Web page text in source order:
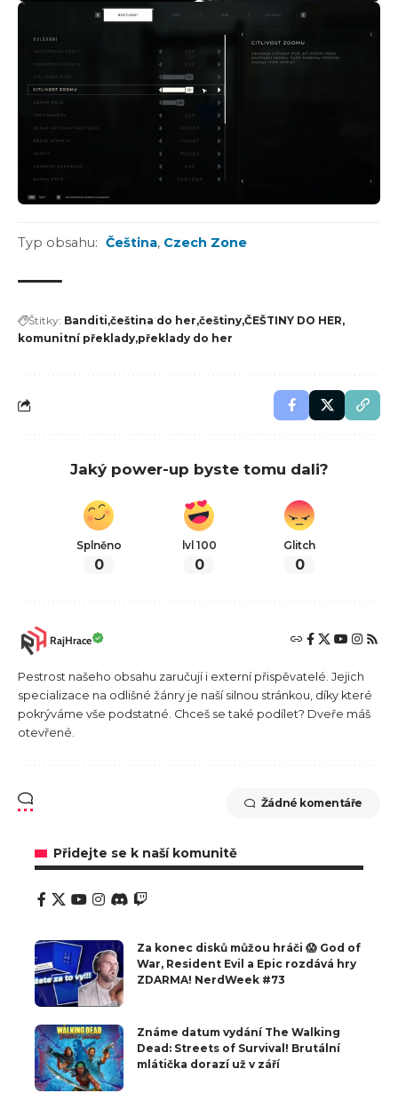
Typ obsahu: Čeština, Czech Zone
Štítky: Banditi čeština do her češtiny ČEŠTINY DO HER
komunitní překlady překlady do her
Jaký power-up byste tomu dali?
Splněno
0
lvl 100
0
Glitch
0
RajHrace
Pestrost našeho obsahu zaručují i externí přispěvatelé. Jejich
specializace na odlišné žánry je naší silnou stránkou, díky které
pokrýváme vše podstatné. Chceš se také podílet? Dveře máš
otevřené.
Žádné komentáře
Přidejte se k naší komunitě
Za konec disků můžou hráči 😱 God of
War, Resident Evil a Epic rozdává hry
ZDARMA! NerdWeek #73
Známe datum vydání The Walking
Dead: Streets of Survival! Brutální
mlátička dorazí už v září